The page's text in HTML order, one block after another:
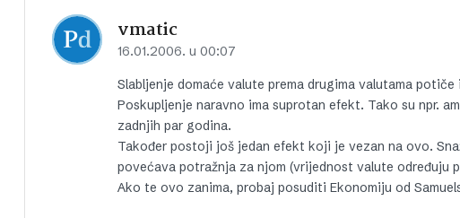
vmatic
16.01.2006. u 00:07
Slabljenje domaće valute prema drugima valutama
Poskupljenje naravno ima suprotan efekt. Tako su npr.
zadnjih par godina.
Također postoji još jedan efekt koji je vezan na ovo.
povećava potražnja za njom (vrijednost valute određuju
Ako te ovo zanima, probaj posuditi Ekonomiju od